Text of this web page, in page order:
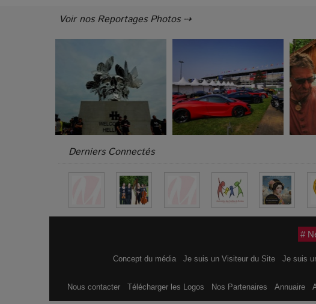
Voir nos Reportages Photos ⇢
Derniers Connectés
#
Concept du média Je suis un Visiteur du Site Je suis
Nous contacter Télécharger les Logos Nos Partenaires Annuaire